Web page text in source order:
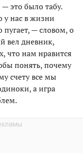
это было табу.
у нас в жизни
пугает, — словом, о
вел дневник,
что нам нравится
понять, почему
счету все мы
а игра